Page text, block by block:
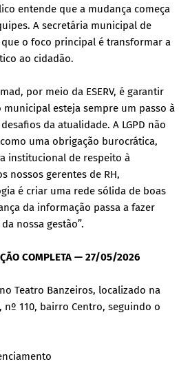
entende que a mudança começa
A secretária municipal de
o foco principal é transformar a
ao cidadão.
por meio da ESERV, é garantir
esteja sempre um passo à
da atualidade. A LGPD não
uma obrigação burocrática,
institucional de respeito à
nossos gerentes de RH,
é criar uma rede sólida de boas
da informação passa a fazer
nossa gestão”.
COMPLETA — 27/05/2026
Teatro Banzeiros, localizado na
nº 110, bairro Centro, seguindo o